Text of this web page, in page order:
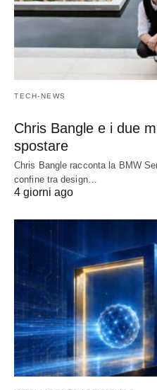
TECH-NEWS
Chris Bangle e i due
spostare
Chris Bangle racconta la BMW
confine tra design…
4 giorni ago